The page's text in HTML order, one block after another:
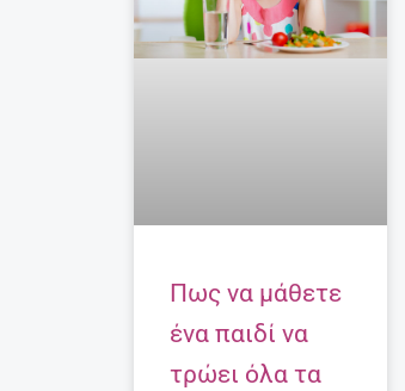
Πως να μάθετε
ένα παιδί να
τρώει όλα τα